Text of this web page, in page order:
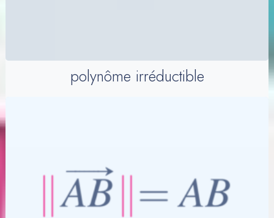
polynôme irréductible